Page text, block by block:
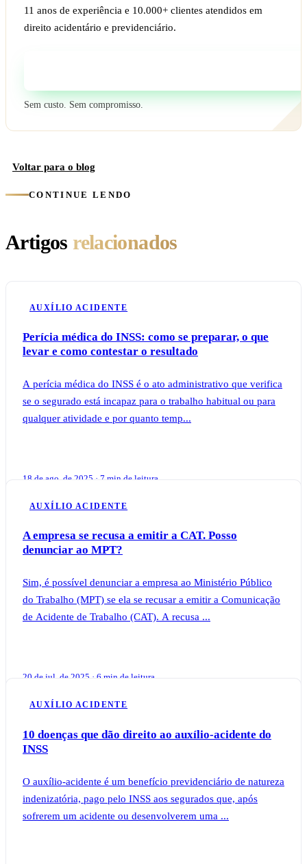
11 anos de experiência e 10.000+ clientes atendidos em
direito acidentário e previdenciário.
Sem custo. Sem compromisso.
Voltar para o blog
CONTINUE LENDO
Artigos relacionados
AUXÍLIO ACIDENTE
Perícia médica do INSS: como se preparar, o que
levar e como contestar o resultado
A perícia médica do INSS é o ato administrativo que verifica
se o segurado está incapaz para o trabalho habitual ou para
qualquer atividade e por quanto temp...
18 de ago. de 2025 · 7 min de leitura
AUXÍLIO ACIDENTE
A empresa se recusa a emitir a CAT. Posso
denunciar ao MPT?
Sim, é possível denunciar a empresa ao Ministério Público
do Trabalho (MPT) se ela se recusar a emitir a Comunicação
de Acidente de Trabalho (CAT). A recusa ...
20 de jul. de 2025 · 6 min de leitura
AUXÍLIO ACIDENTE
10 doenças que dão direito ao auxílio-acidente do
INSS
O auxílio-acidente é um benefício previdenciário de natureza
indenizatória, pago pelo INSS aos segurados que, após
sofrerem um acidente ou desenvolverem uma ...